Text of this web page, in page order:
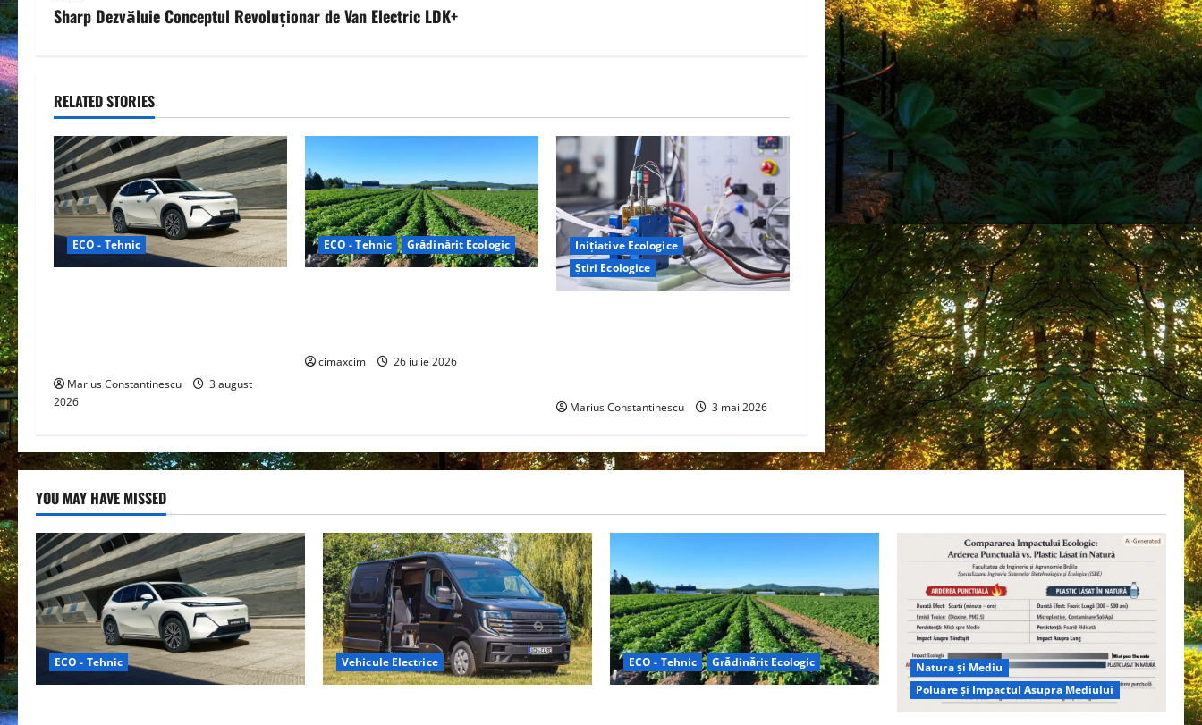
s
n
a
v
i
g
o
Sharp Dezvăluie Conceptul Revoluționar de Van Electric LDK+
RELATED STORIES
ECO - Tehnic
Marius Constantinescu
3 august
2026
ECO - Tehnic Grădinărit Ecologic
cimaxcim 26 iulie 2026
Inițiative Ecologice
Știri Ecologice
Marius Constantinescu 3 mai 2026
YOU MAY HAVE MISSED
ECO - Tehnic Vehicule Electrice ECO - Tehnic Grădinărit Ecologic
Natura și Mediu
Poluare și Impactul Asupra Mediului